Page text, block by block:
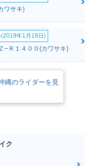
ワサキ)
年1月19日)
−Ｒ１４００(カワサキ)
縄のライダーを見
ク